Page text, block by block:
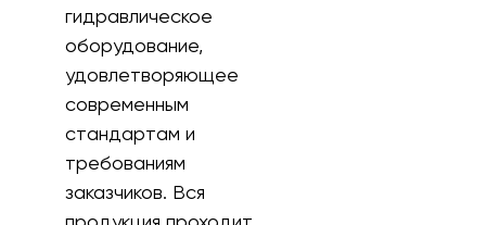
гидравлическое
оборудование,
удовлетворяющее
современным
стандартам и
требованиям
заказчиков. Вся